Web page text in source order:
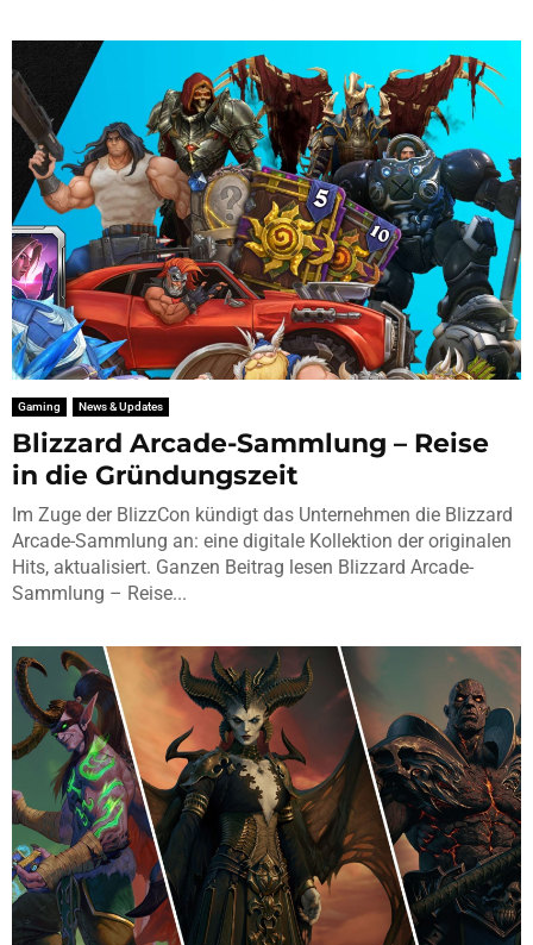
Gaming News & Updates
Blizzard Arcade-Sammlung – Reise
in die Gründungszeit
Im Zuge der BlizzCon kündigt das Unternehmen die Blizzard
Arcade-Sammlung an: eine digitale Kollektion der originalen
Hits, aktualisiert. Ganzen Beitrag lesen Blizzard Arcade-
Sammlung – Reise...